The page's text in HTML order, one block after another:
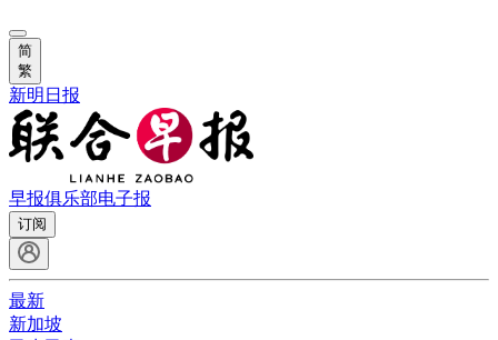
简
繁
新明日报
早报俱乐部电子报
订阅
最新
新加坡